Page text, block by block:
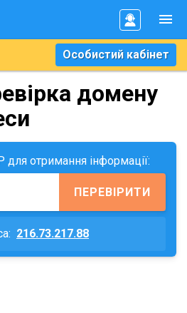
Особистий кабінет
домену
для отримання інформації:
ПЕРЕВІРИТИ
216.73.217.88